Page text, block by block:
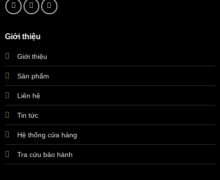
Giới thiệu
Giới thiệu
Sản phẩm
Liên hệ
Tin tức
Hệ thống cửa hàng
Tra cứu bảo hành